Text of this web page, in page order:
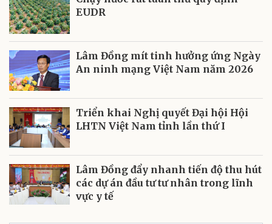
EUDR
Lâm Đồng mít tinh hưởng ứng Ngày
An ninh mạng Việt Nam năm 2026
Triển khai Nghị quyết Đại hội Hội
LHTN Việt Nam tỉnh lần thứ I
Lâm Đồng đẩy nhanh tiến độ thu hút
các dự án đầu tư tư nhân trong lĩnh
vực y tế